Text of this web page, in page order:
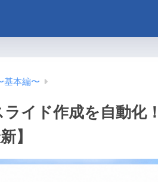
基本編〜
イド作成を自動化
】